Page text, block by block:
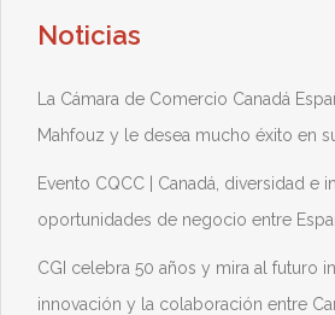
Noticias
La Cámara de Comercio Canadá
Mahfouz y le desea mucho éxito en
Evento CQCC | Canadá, diversidad e
oportunidades de negocio entre
CGI celebra 50 años y mira al futuro
innovación y la colaboración entre